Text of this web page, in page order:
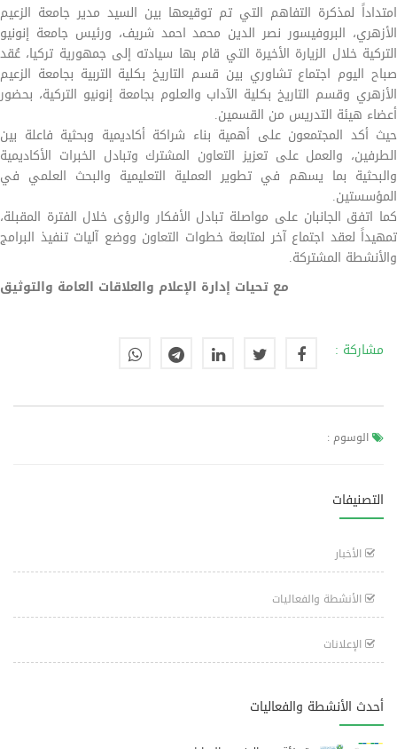
امتداداً لمذكرة التفاهم التي تم توقيعها بين السيد مدير جامعة الزعيم
الأزهري، البروفيسور نصر الدين محمد احمد شريف، ورئيس جامعة إنونيو
التركية خلال الزيارة الأخيرة التي قام بها سيادته إلى جمهورية تركيا، عُقد
صباح اليوم اجتماع تشاوري بين قسم التاريخ بكلية التربية بجامعة الزعيم
الأزهري وقسم التاريخ بكلية الآداب والعلوم بجامعة إنونيو التركية، بحضور
أعضاء هيئة التدريس من القسمين.
حيث أكد المجتمعون على أهمية بناء شراكة أكاديمية وبحثية فاعلة بين
الطرفين، والعمل على تعزيز التعاون المشترك وتبادل الخبرات الأكاديمية
والبحثية بما يسهم في تطوير العملية التعليمية والبحث العلمي في
المؤسستين.
كما اتفق الجانبان على مواصلة تبادل الأفكار والرؤى خلال الفترة المقبلة،
تمهيداً لعقد اجتماع آخر لمتابعة خطوات التعاون ووضع آليات تنفيذ البرامج
والأنشطة المشتركة.
مع تحيات إدارة الإعلام والعلاقات العامة والتوثيق
مشاركة :
الوسوم :
التصنيفات
الأخبار
الأنشطة والفعاليات
الإعلانات
أحدث الأنشطة والفعاليات